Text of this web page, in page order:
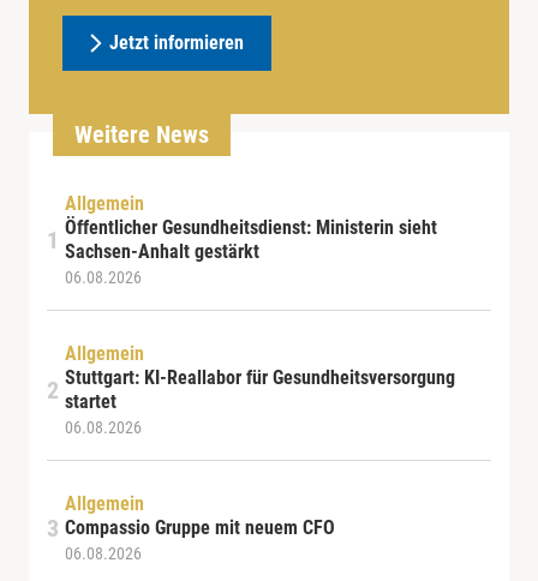
Jetzt informieren
Weitere News
Allgemein
Öffentlicher Gesundheitsdienst: Ministerin sieht
Sachsen-Anhalt gestärkt
06.08.2026
Allgemein
Stuttgart: KI-Reallabor für Gesundheitsversorgung
startet
06.08.2026
Allgemein
Compassio Gruppe mit neuem CFO
06.08.2026